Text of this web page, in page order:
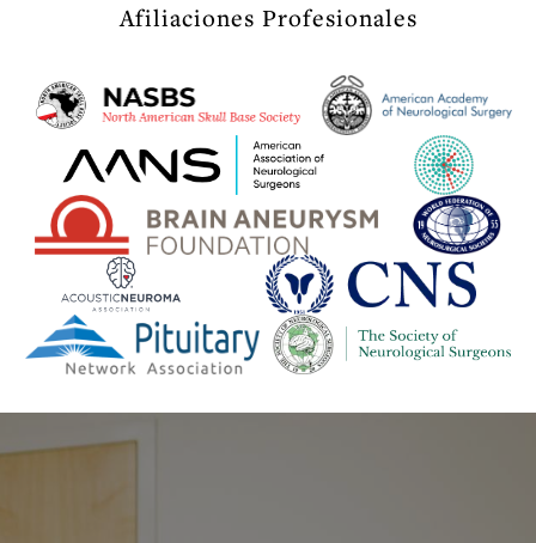
Afiliaciones Profesionales